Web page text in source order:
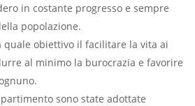
in costante progresso e sempre
popolazione.
quale obiettivo il facilitare la vita ai
al minimo la burocrazia e favorire
sono state adottate